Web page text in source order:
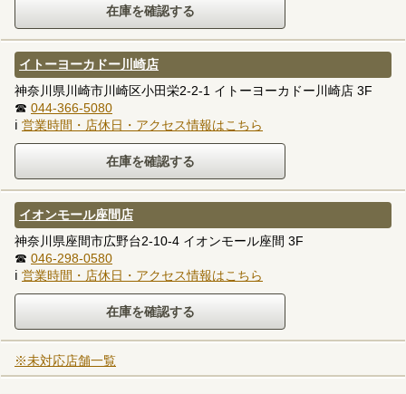
イトーヨーカドー川崎店
神奈川県川崎市川崎区小田栄2-2-1 イトーヨーカドー川崎店 3F
☎ 044-366-5080
ℹ 営業時間・店休日・アクセス情報はこちら
イオンモール座間店
神奈川県座間市広野台2-10-4 イオンモール座間 3F
☎ 046-298-0580
ℹ 営業時間・店休日・アクセス情報はこちら
※未対応店舗一覧